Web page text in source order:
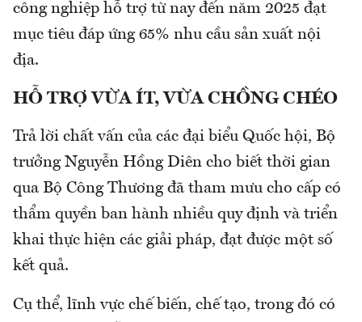
công nghiệp hỗ trợ từ nay đến năm 2025 đạt
mục tiêu đáp ứng 65% nhu cầu sản xuất nội
địa.
HỖ TRỢ VỪA ÍT, VỪA CHỒNG CHÉO
Trả lời chất vấn của các đại biểu Quốc hội, Bộ
trưởng Nguyễn Hồng Diên cho biết thời gian
qua Bộ Công Thương đã tham mưu cho cấp có
thẩm quyền ban hành nhiều quy định và triển
khai thực hiện các giải pháp, đạt được một số
kết quả.
Cụ thể, lĩnh vực chế biến, chế tạo, trong đó có